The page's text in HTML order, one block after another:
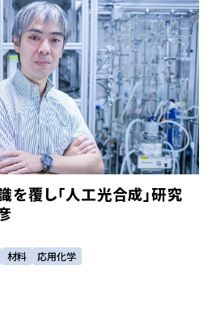
覆し「人工光合成」研究
材料 応用化学